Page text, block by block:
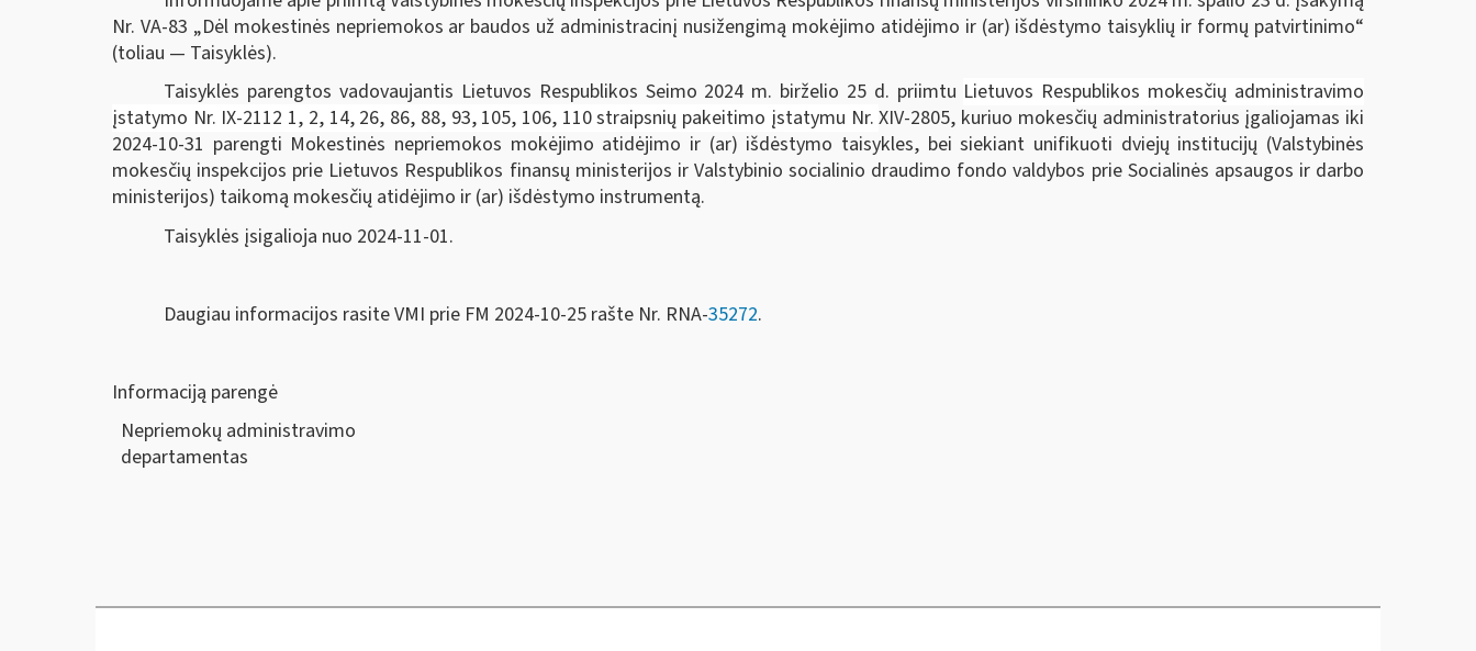
Nr. VA-83 „Dėl mokestinės nepriemokos ar baudos už administracinį nusižengimą mokėjimo atidėjimo ir (ar) išdėstymo taisyklių ir formų patvirtinimo“
(toliau — Taisyklės).
Taisyklės parengtos vadovaujantis Lietuvos Respublikos Seimo 2024 m. birželio 25 d. priimtu Lietuvos Respublikos mokesčių administravimo
įstatymo Nr. IX-2112 1, 2, 14, 26, 86, 88, 93, 105, 106, 110 straipsnių pakeitimo įstatymu Nr.XIV-2805, kuriuo mokesčių administratorius įgaliojamas iki
2024-10-31 parengti Mokestinės nepriemokos mokėjimo atidėjimo ir (ar) išdėstymo taisykles, bei siekiant unifikuoti dviejų institucijų (Valstybinės
mokesčių inspekcijos prie Lietuvos Respublikos finansų ministerijos ir Valstybinio socialinio draudimo fondo valdybos prie Socialinės apsaugos ir darbo
ministerijos) taikomą mokesčių atidėjimo ir (ar) išdėstymo instrumentą.
Taisyklės įsigalioja nuo 2024-11-01.
Daugiau informacijos rasite VMI prie FM 2024-10-25 rašte Nr. RNA-35272.
Informaciją parengė
Nepriemokų administravimo
departamentas